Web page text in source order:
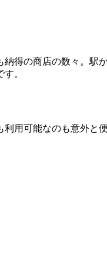
得の商店の数々。駅
。
用可能なのも意外